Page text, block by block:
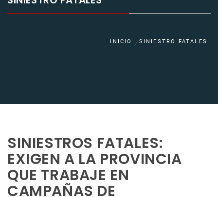
INICIO SINIESTRO FATALES
SINIESTROS FATALES:
EXIGEN A LA PROVINCIA
QUE TRABAJE EN
CAMPAÑAS DE